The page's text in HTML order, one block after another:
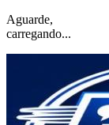
Aguarde,
carregando...